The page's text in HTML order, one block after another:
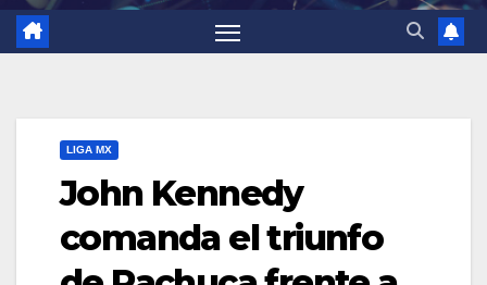
LIGA MX
John Kennedy
comanda el triunfo